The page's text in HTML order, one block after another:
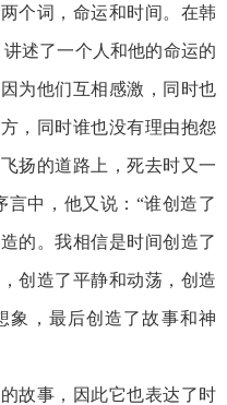
个词，命运和时间。在韩
述了一个人和他的命运的
为他们互相感激，同时也
，同时谁也没有理由抱怨
扬的道路上，死去时又一
言中，他又说：“谁创造了
的。我相信是时间创造了
创造了平静和动荡，创造
象，最后创造了故事和神
故事，因此它也表达了时